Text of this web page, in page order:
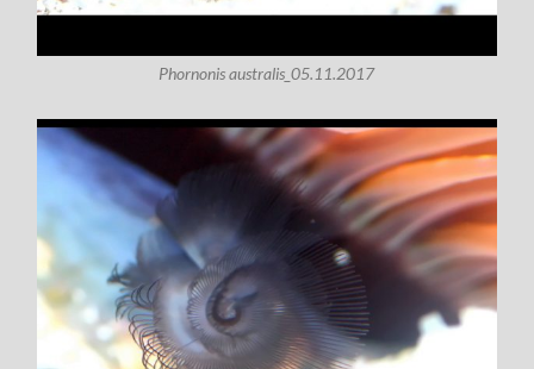
Phornonis australis_05.11.2017